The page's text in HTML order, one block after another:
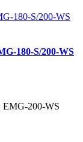
180-S/200-WS
EMG-200-WS